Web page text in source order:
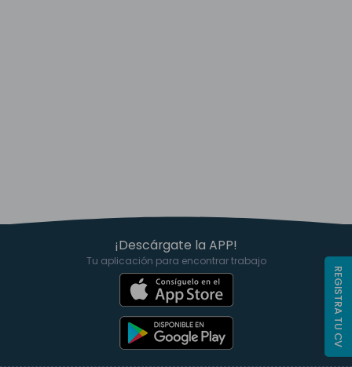
¡Descárgate la APP!
Tu aplicación para encontrar trabajo
REGISTRA TU CV